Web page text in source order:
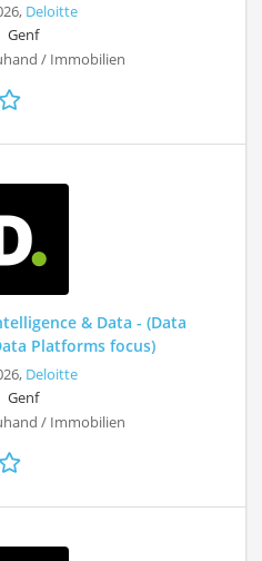
Deloitte
Genf
/ Immobilien
& Data - (Data
Platforms focus)
Deloitte
Genf
/ Immobilien